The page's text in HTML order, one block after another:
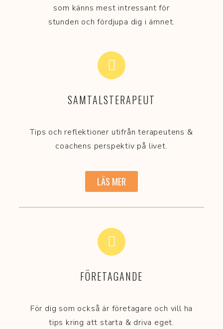
som känns mest intressant för
stunden och fördjupa dig i ämnet.
SAMTALSTERAPEUT
Tips och reflektioner utifrån terapeutens &
coachens perspektiv på livet.
LÄS MER
FÖRETAGANDE
För dig som också är företagare och vill ha
tips kring att starta & driva eget.